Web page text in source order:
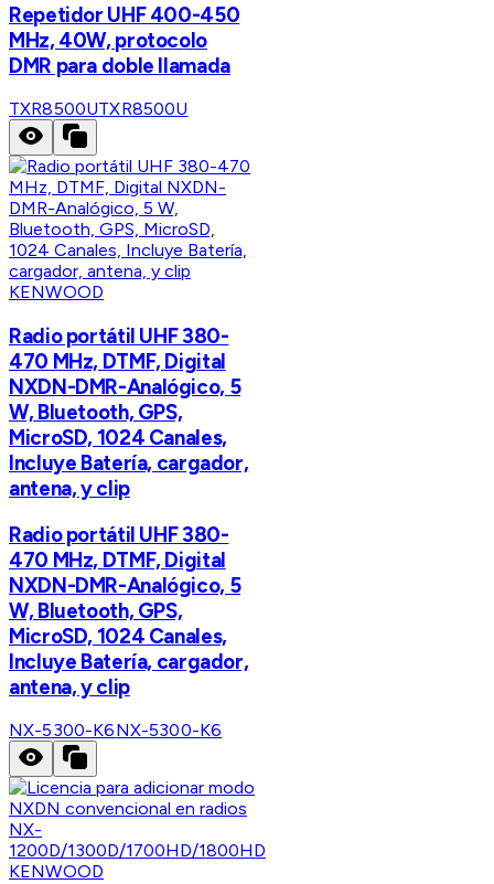
Repetidor UHF 400-450
MHz, 40W, protocolo
DMR para doble llamada
TXR8500UTXR8500U
KENWOOD
Radio portátil UHF 380-
470 MHz, DTMF, Digital
NXDN-DMR-Analógico, 5
W, Bluetooth, GPS,
MicroSD, 1024 Canales,
Incluye Batería, cargador,
antena, y clip
Radio portátil UHF 380-
470 MHz, DTMF, Digital
NXDN-DMR-Analógico, 5
W, Bluetooth, GPS,
MicroSD, 1024 Canales,
Incluye Batería, cargador,
antena, y clip
NX-5300-K6NX-5300-K6
KENWOOD